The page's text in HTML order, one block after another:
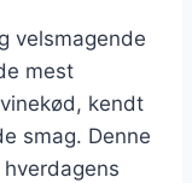
velsmagende
mest
kendt
smag. Denne